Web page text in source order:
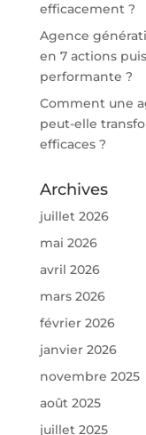
efficacement ?
Agence
en 7 actions
performante ?
Comment une
peut-elle
efficaces ?
Archives
juillet 2026
mai 2026
avril 2026
mars 2026
février 2026
janvier 2026
novembre 2025
août 2025
juillet 2025